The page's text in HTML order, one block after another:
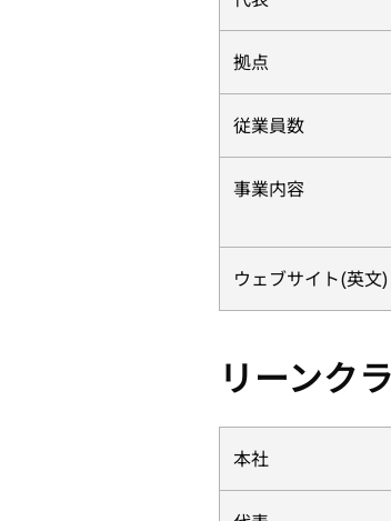
拠点
従業員数
事業内容
ウェブサイト(英文)
リーンク
本社